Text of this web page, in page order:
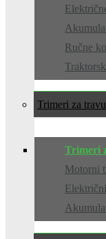
Ručne
Trimeri za travu
Trimeri
Motorni